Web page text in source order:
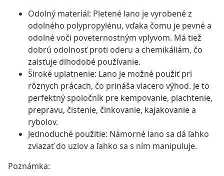
Odolný materiál: Pletené lano je vyrobené z
odolného polypropylénu, vďaka čomu je pevné a
odolné voči poveternostným vplyvom. Má tiež
dobrú odolnosť proti oderu a chemikáliám, čo
zaisťuje dlhodobé používanie.
Široké uplatnenie: Lano je možné použiť pri
rôznych prácach, čo prináša viacero výhod. Je to
perfektný spoločník pre kempovanie, plachtenie,
prepravu, čistenie, člnkovanie, kajakovanie a
rybolov.
Jednoduché použitie: Námorné lano sa dá ľahko
zviazať do uzlov a ľahko sa s ním manipuluje.
Poznámka: